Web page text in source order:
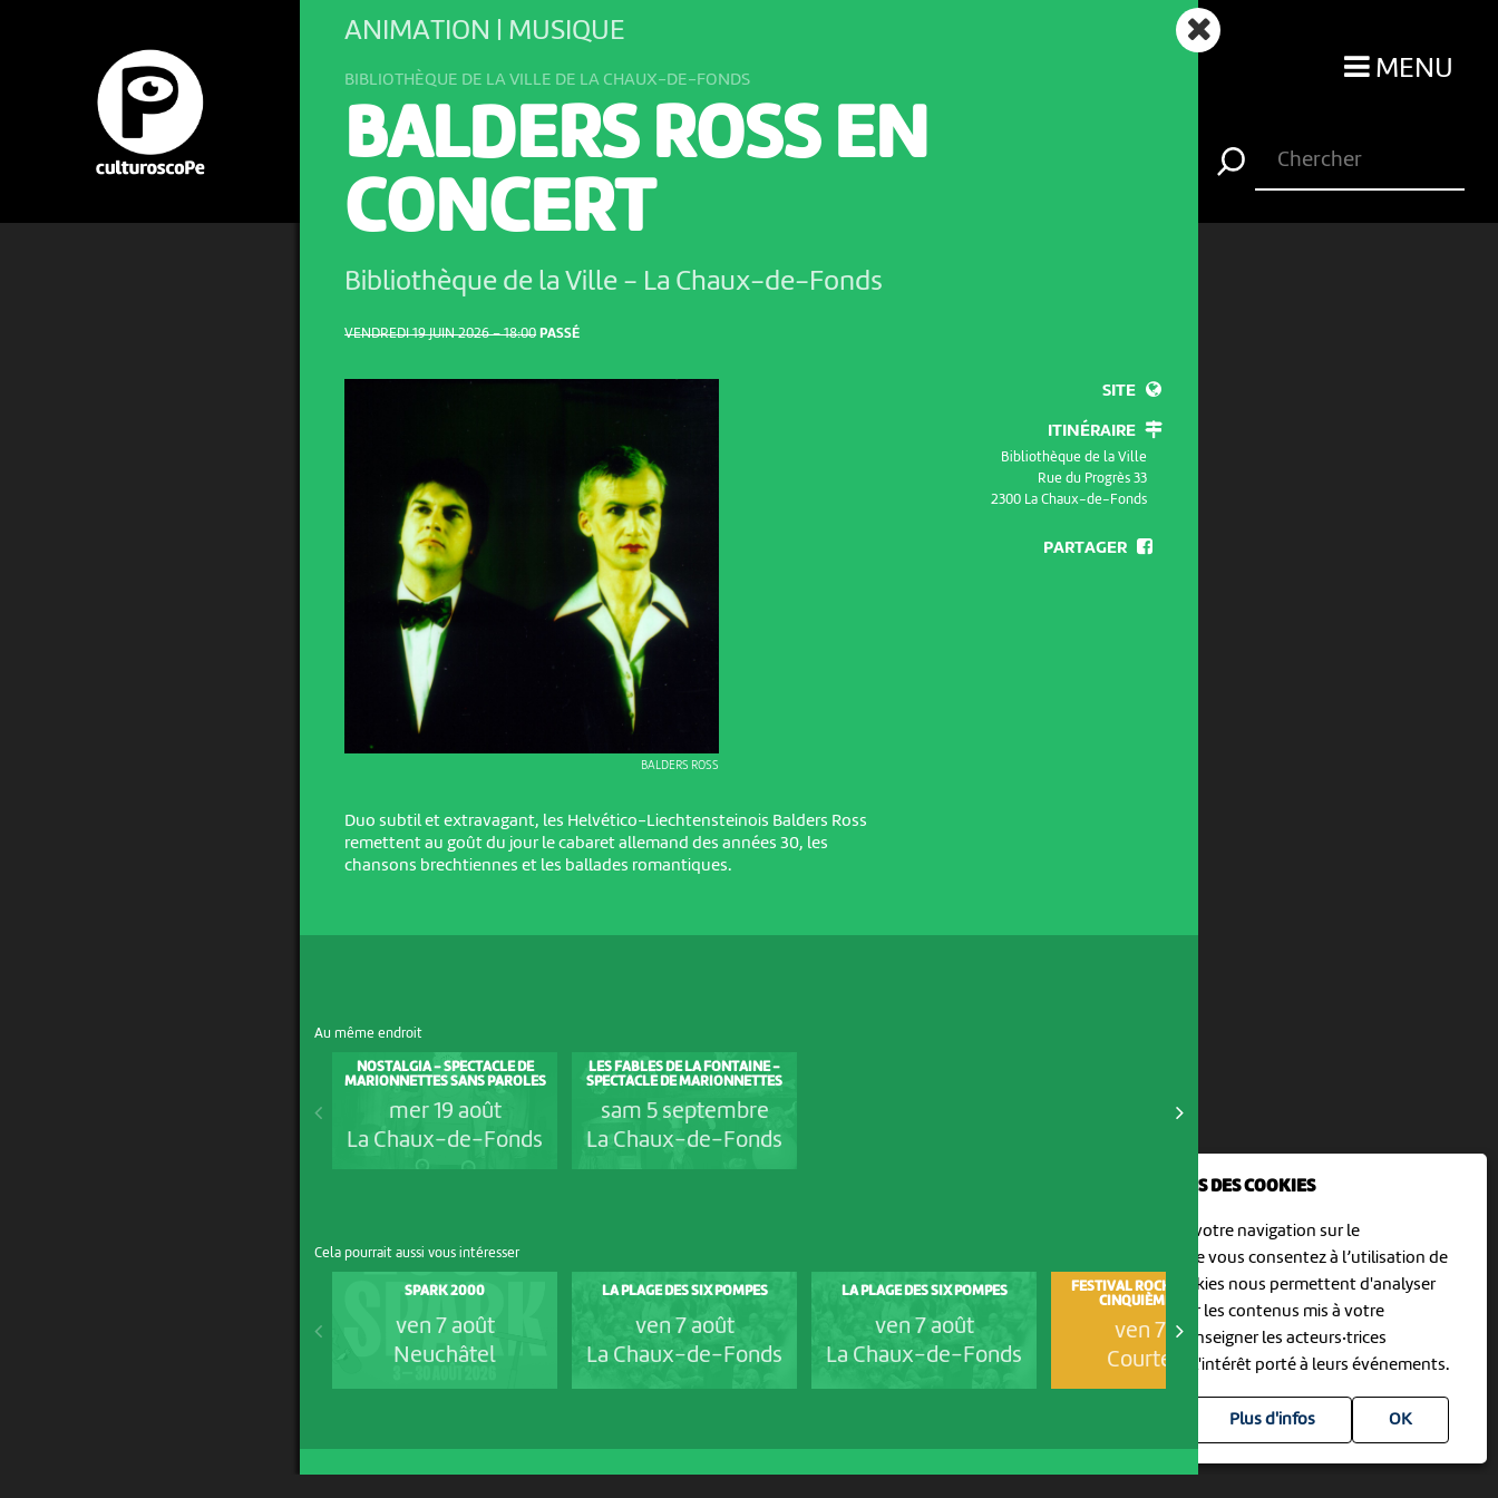
NOUS UTILISONS DES COOKIES
En poursuivant votre navigation sur le
culturoscoPe site vous consentez à l’utilisation de
cookies. Les cookies nous permettent d'analyser
le trafic, d’affiner les contenus mis à votre
disposition et renseigner les acteurs·trices
culturel·le·s sur l'intérêt porté à leurs événements.
Plus d'infos
MENU
VENDREDI 19 JUIN 2026 – 18:00 PASSÉ
BALDERS ROSS
ANIMATION | MUSIQUE
BIBLIOTHÈQUE DE LA VILLE DE LA CHAUX-DE-FONDS
BALDERS ROSS EN
CONCERT
Bibliothèque de la Ville - La Chaux-de-Fonds
Duo subtil et extravagant, les Helvético-Liechtensteinois Balders Ross
remettent au goût du jour le cabaret allemand des années 30, les
chansons brechtiennes et les ballades romantiques.
SITE
ITINÉRAIRE
Bibliothèque de la Ville
Rue du Progrès 33
2300 La Chaux-de-Fonds
PARTAGER
Au même endroit
NOSTALGIA - SPECTACLE DE
MARIONNETTES SANS PAROLES
mer 19 août
La Chaux-de-Fonds
LES FABLES DE LA FONTAINE -
SPECTACLE DE MARIONNETTES
sam 5 septembre
La Chaux-de-Fonds
Cela pourrait aussi vous intéresser
SPARK 2000
ven 7 août
Neuchâtel
LA PLAGE DES SIX POMPES
ven 7 août
La Chaux-de-Fonds
LA PLAGE DES SIX POMPES
ven 7 août
La Chaux-de-Fonds
FESTIVAL ROCK'R SAUVAGE -
CINQUIÈME ÉDITION
ven 7 août
Courtedoux
31ÈME FESTIVAL HORS TRIBU
ven 7 août
Môtiers